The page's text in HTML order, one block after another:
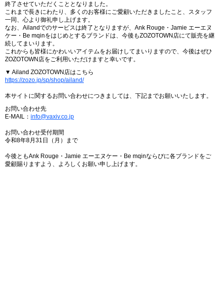
終了させていただくこととなりました。
これまで長きにわたり、多くのお客様にご愛顧いただきましたこと、スタッフ
一同、心より御礼申し上げます。
なお、Ailandでのサービスは終了となりますが、Ank Rouge・Jamie エーエヌ
ケー・Be mqinをはじめとするブランドは、今後もZOZOTOWN店にて販売を継
続してまいります。
これからも皆様にかわいいアイテムをお届けしてまいりますので、今後はぜひ
ZOZOTOWN店をご利用いただけますと幸いです。
▼ Ailand ZOZOTOWN店はこちら
https://zozo.jp/sp/shop/ailand/
本サイトに関するお問い合わせにつきましては、下記までお願いいたします。
お問い合わせ先
E-MAIL： info@vaxiv.co.jp
お問い合わせ受付期間
令和8年8月31日（月）まで
今後ともAnk Rouge・Jamie エーエヌケー・Be mqinならびに各ブランドをご
愛顧賜りますよう、よろしくお願い申し上げます。